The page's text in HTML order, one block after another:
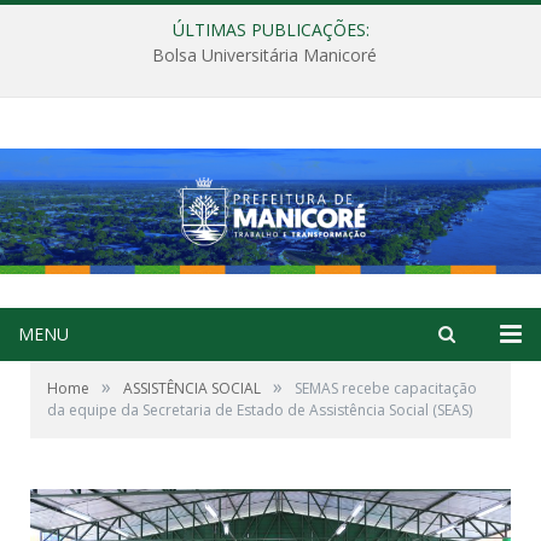
ÚLTIMAS PUBLICAÇÕES:
Bolsa Universitária Manicoré
MENU
Home » ASSISTÊNCIA SOCIAL »
SEMAS recebe capacitação
da equipe da Secretaria de Estado de Assistência Social (SEAS)